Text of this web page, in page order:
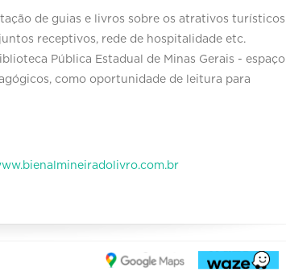
de guias e livros sobre os atrativos turísticos
receptivos, rede de hospitalidade etc.
Pública Estadual de Minas Gerais - espaço
como oportunidade de leitura para